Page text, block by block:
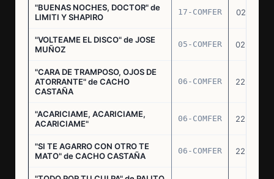
"BUENAS NOCHES, DOCTOR" de
LIMITI Y SHAPIRO
17-COMFER 02.01.76
"VOLTEAME EL DISCO" de JOSE
MUÑOZ
05-COMFER 02.02.76
"CARA DE TRAMPOSO, OJOS DE
ATORRANTE" de CACHO
CASTAÑA
06-COMFER 22.04.76
"ACARICIAME, ACARICIAME,
ACARICIAME"
06-COMFER 22.04.76
"SI TE AGARRO CON OTRO TE
MATO" de CACHO CASTAÑA
06-COMFER 22.04.76